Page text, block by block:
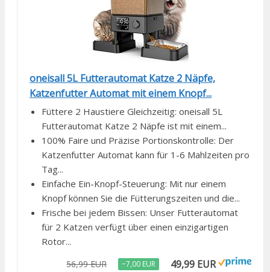
oneisall 5L Futterautomat Katze 2 Näpfe,
Katzenfutter Automat mit einem Knopf...
Füttere 2 Haustiere Gleichzeitig: oneisall 5L
Futterautomat Katze 2 Näpfe ist mit einem...
100% Faire und Präzise Portionskontrolle: Der
Katzenfutter Automat kann für 1-6 Mahlzeiten pro
Tag...
Einfache Ein-Knopf-Steuerung: Mit nur einem
Knopf können Sie die Fütterungszeiten und die...
Frische bei jedem Bissen: Unser Futterautomat
für 2 Katzen verfügt über einen einzigartigen
Rotor...
56,99 EUR −7,00 EUR 49,99 EUR